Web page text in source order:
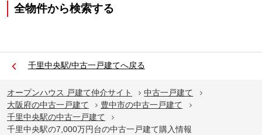
全物件から検索する
千里中央駅/中古一戸建てへ戻る
オープンハウス 戸建て仲介サイト
中古一戸建て
大阪府の中古一戸建て
豊中市の中古一戸建て
千里中央駅の中古一戸建て
千里中央駅の7,000万円台の中古一戸建て購入情報